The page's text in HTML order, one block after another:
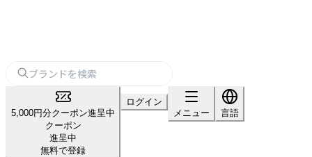
5,000円分クーポン進呈中
クーポン
進呈中
無料で登録
ログイン
メニュー
言語